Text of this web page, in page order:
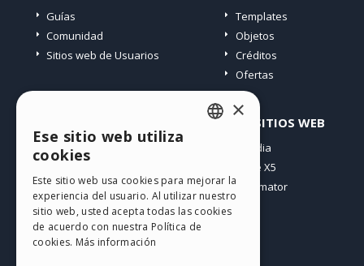
Guías
Comunidad
Sitios web de Usuarios
Templates
Objetos
Créditos
Ofertas
Mis post
Mis download
Espacio Web
Mis Créditos
OTROS SITIOS WEB
Incomedia
WebSite X5
WebAnimator
GERMAN
SPANISH
×
Ese sitio web utiliza
cookies
Este sitio web usa cookies para mejorar la
experiencia del usuario. Al utilizar nuestro
sitio web, usted acepta todas las cookies
de acuerdo con nuestra Política de
cookies. Más información